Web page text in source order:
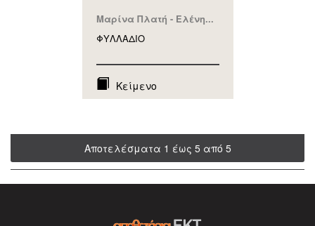
Μαρίνα Πλατή - Ελένη...
ΦΥΛΛAΔΙΟ
Κείμενο
Αποτελέσματα 1 έως 5 από 5